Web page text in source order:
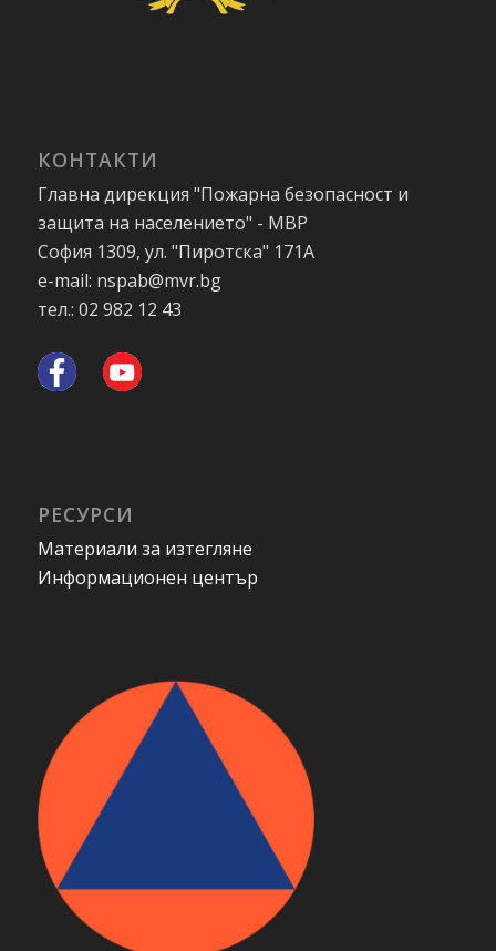
КОНТАКТИ
Главна дирекция "Пожарна безопасност и
защита на населението" - МВР
София 1309, ул. "Пиротска" 171А
e-mail: nspab@mvr.bg
тел.: 02 982 12 43
РЕСУРСИ
Материали за изтегляне
Информационен център